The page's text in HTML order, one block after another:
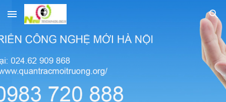
Skip to main content Skip to navigation